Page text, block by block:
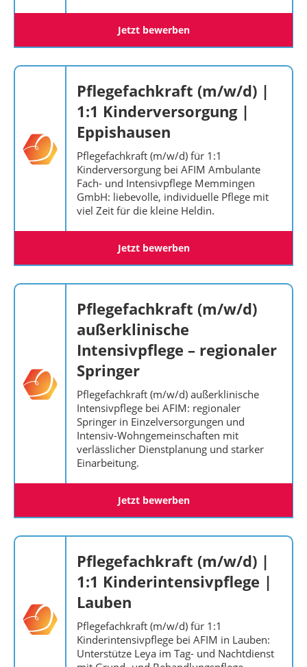
Jetzt bewerben
Pflegefachkraft (m/w/d) |
1:1 Kinderversorgung |
Eppishausen
Pflegefachkraft (m/w/d) für 1:1
Kinderversorgung bei AFIM Ambulante
Fach- und Intensivpflege Memmingen
GmbH: liebevolle, individuelle Pflege mit
viel Zeit für die kleine Heldin.
Jetzt bewerben
Pflegefachkraft (m/w/d)
außerklinische
Intensivpflege – regionaler
Springer
Pflegefachkraft (m/w/d) außerklinische
Intensivpflege bei AFIM: regionaler
Springer in Einzelversorgungen und
Intensiv-Wohngemeinschaften mit
verlässlicher Dienstplanung und starker
Einarbeitung.
Jetzt bewerben
Pflegefachkraft (m/w/d) |
1:1 Kinderintensivpflege |
Lauben
Pflegefachkraft (m/w/d) für 1:1
Kinderintensivpflege bei AFIM in Lauben:
Unterstütze Leya im Tag- und Nachtdienst